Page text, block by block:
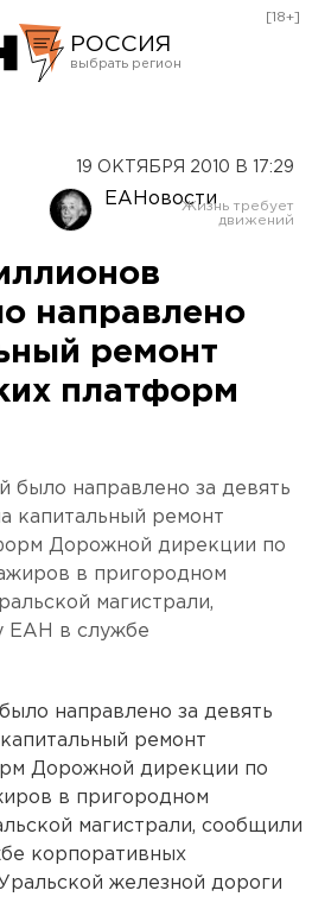
РОССИЯ
Оренбург
[18+]
19 ОКТЯБРЯ 2010 В 17:29
ЕАНовости
направлено
ремонт
платформ
было направлено за девять
капитальный ремонт
Дорожной дирекции по
в пригородном
магистрали,
ЕАН в службе
направлено за девять
ремонт
Дорожной дирекции по
в пригородном
магистрали, сообщили
корпоративных
железной дороги